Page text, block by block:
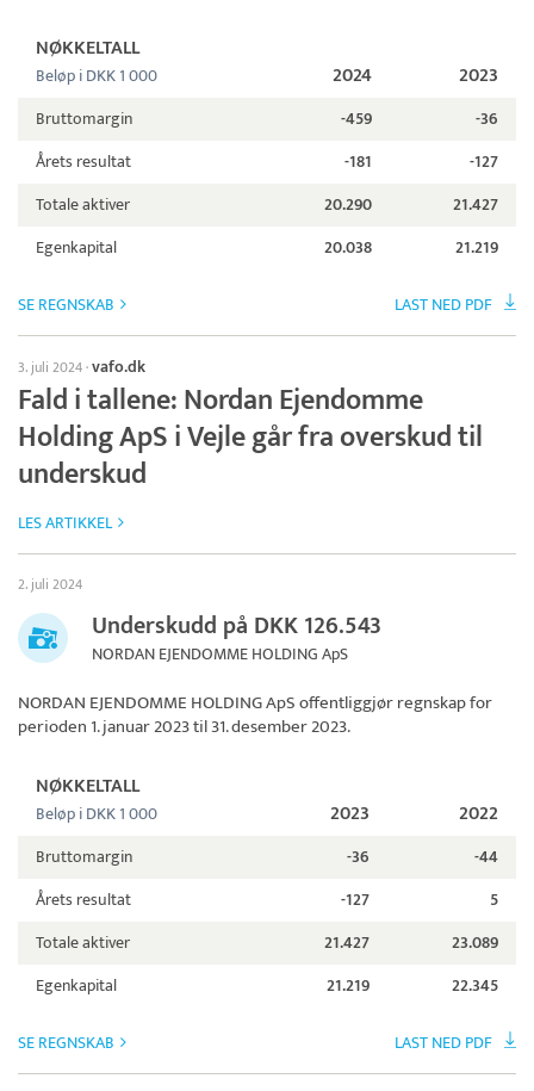
NØKKELTALL
Beløp i DKK 1 000 2024 2023
Bruttomargin -459
-36
Årets resultat
-181
-127
Totale aktiver
20.290
21.427
Egenkapital
20.038 21.219
SE REGNSKAB LAST NED PDF
3. juli 2024·vafo.dk
Fald i tallene: Nordan Ejendomme
Holding ApS i Vejle går fra overskud til
underskud
LES ARTIKKEL
2. juli 2024
Underskudd på DKK 126.543
NORDAN EJENDOMME HOLDING ApS
NORDAN EJENDOMME HOLDING ApSoffentliggjør regnskap for
perioden 1. januar 2023 til 31. desember 2023.
NØKKELTALL
Beløp i DKK 1 000 2023 2022
Bruttomargin -36
-44
Årets resultat
-127
5
Totale aktiver
21.427
23.089
Egenkapital
21.219 22.345
SE REGNSKAB LAST NED PDF